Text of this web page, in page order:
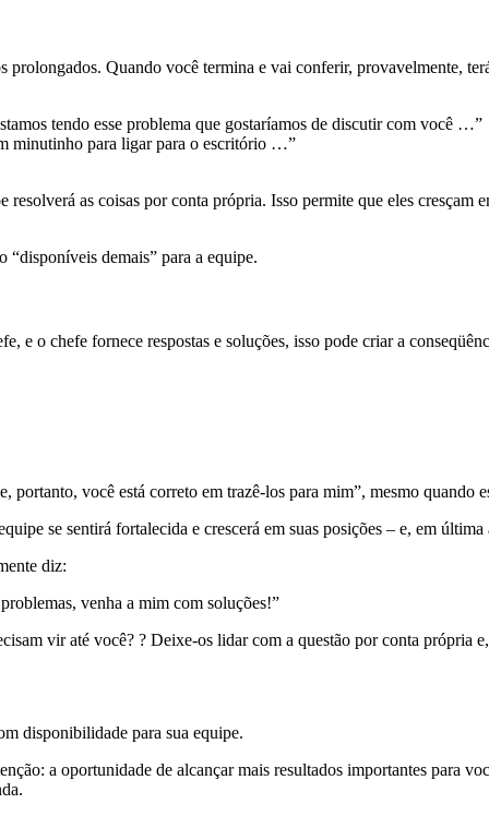
Quando você termina e vai conferir, provavelmente,
tendo esse problema que gostaríamos de discutir com você …”
minutinho para ligar para o escritório …”
as coisas por conta própria. Isso permite que eles cresçam
“disponíveis demais” para a equipe.
e o chefe fornece respostas e soluções, isso pode criar a
portanto, você está correto em trazê-los para mim”, mesmo quando
se sentirá fortalecida e crescerá em suas posições – e, em
diz:
venha a mim com soluções!”
vir até você? ? Deixe-os lidar com a questão por conta própria
disponibilidade para sua equipe.
a oportunidade de alcançar mais resultados importantes para